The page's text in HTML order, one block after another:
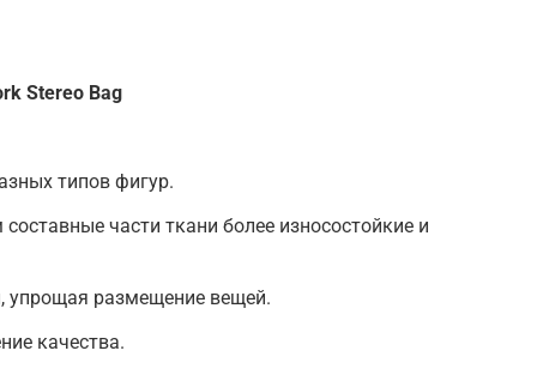
Stereo Bag
типов фигур.
части ткани более износостойкие и
упрощая размещение вещей.
качества.